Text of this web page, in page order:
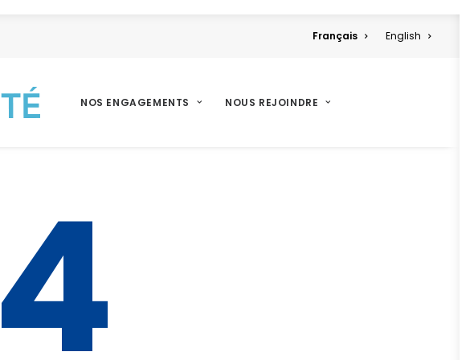
Français English
NOS ENGAGEMENTS NOUS REJOINDRE